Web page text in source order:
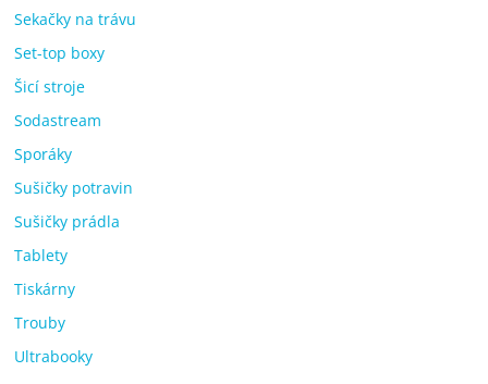
Sekačky na trávu
Set-top boxy
Šicí stroje
Sodastream
Sporáky
Sušičky potravin
Sušičky prádla
Tablety
Tiskárny
Trouby
Ultrabooky